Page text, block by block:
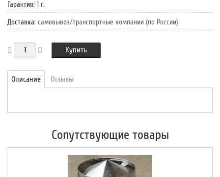
Гарантия: 1 г.
Доставка: самовывоз/транспортные компании (по России)
Купить
Описание Отзывы
Сопутствующие товары